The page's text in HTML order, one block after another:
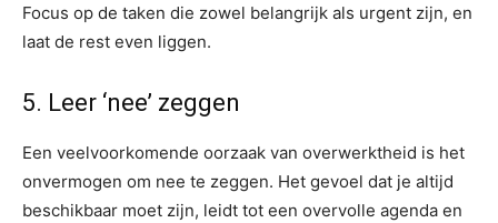
Focus op de taken die zowel belangrijk als urgent zijn, en
laat de rest even liggen.
5. Leer ‘nee’ zeggen
Een veelvoorkomende oorzaak van overwerktheid is het
onvermogen om nee te zeggen. Het gevoel dat je altijd
beschikbaar moet zijn, leidt tot een overvolle agenda en